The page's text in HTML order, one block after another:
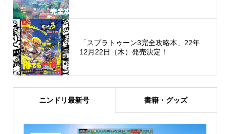
「スプラトゥーン3完全攻略本」22年
12月22日（木）発売決定！
ニンドリ最新号 書籍・グッズ